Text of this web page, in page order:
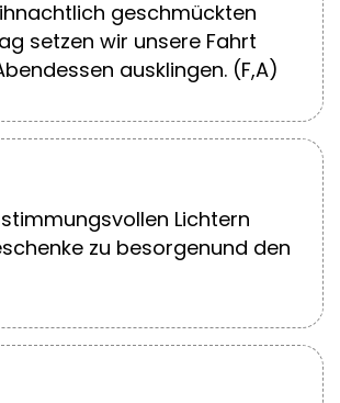
geschmückten
setzen wir unsere Fahrt
ausklingen. (F,A)
Lichtern
zu besorgenund den